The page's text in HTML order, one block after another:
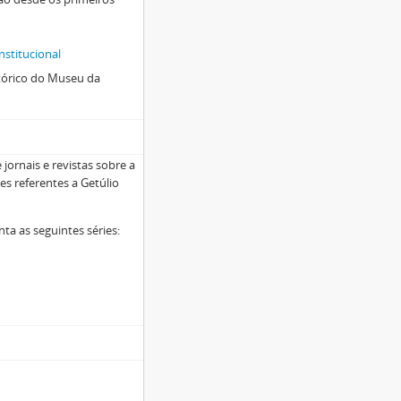
do Museu da
e revistas sobre a
referentes a Getúlio
as seguintes séries: